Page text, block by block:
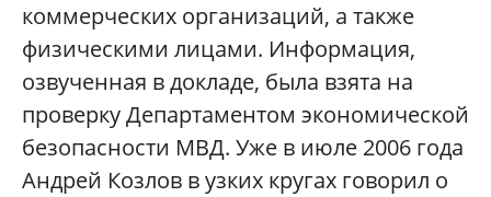
коммерческих организаций, а также
физическими лицами. Информация,
озвученная в докладе, была взята на
проверку Департаментом экономической
безопасности МВД. Уже в июле 2006 года
Андрей Козлов в узких кругах говорил о